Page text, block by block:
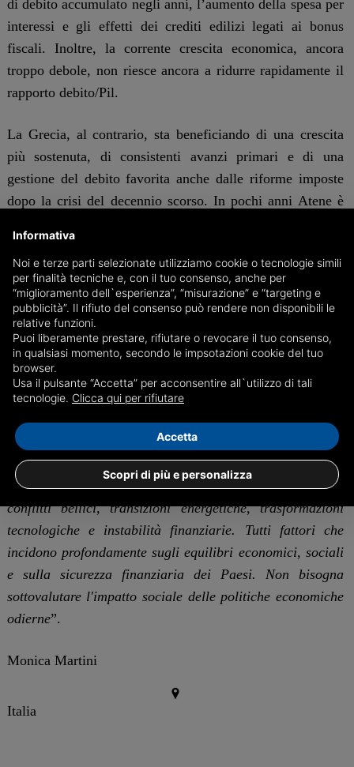
di debito accumulato negli anni, l’aumento della spesa per
interessi e gli effetti dei crediti edilizi legati ai bonus
fiscali. Inoltre, la corrente crescita economica, ancora
troppo debole, non riesce ancora a ridurre rapidamente il
rapporto debito/Pil.
La Grecia, al contrario, sta beneficiando di una crescita
più sostenuta, di consistenti avanzi primari e di una
gestione del debito favorita anche dalle riforme imposte
dopo la crisi del decennio scorso. In pochi anni Atene è
migliorando la propria credibilità sui mercati
internazionali.
Sul tema è intervenuto anche il ministro dell’economia e
delle finanze Giancarlo Giorgetti, che ha invitato ad
affrontare la nuova fase economica con “prudenza e senso
di responsabilità
”, ma anche aprendosi a “soluzioni
innovative e realistiche, senza preconcetti o ideologie fini
a se stessi”. Il ministro ha inoltre sottolineato come non si
possa ignorare l’impatto sociale dei cambiamenti in corso
nell’economia globale: “Viviamo in un'epoca complessa,
segnata da tensioni geopolitiche, guerre commerciali,
conflitti bellici, transizioni energetiche, trasformazioni
tecnologiche e instabilità finanziarie. Tutti fattori che
incidono profondamente sugli equilibri economici, sociali
e sulla sicurezza finanziaria dei Paesi. Non bisogna
sottovalutare l'impatto sociale delle politiche economiche
odierne”.
Monica Martini
Italia
Informativa
Noi e terze parti selezionate utilizziamo cookie o tecnologie simili
per finalità tecniche e, con il tuo consenso, anche per
“miglioramento dell`esperienza”, “misurazione” e “targeting e
pubblicità”. Il rifiuto del consenso può rendere non disponibili le
relative funzioni.
Puoi liberamente prestare, rifiutare o revocare il tuo consenso,
in qualsiasi momento, secondo le impsotazioni cookie del tuo
browser.
Usa il pulsante “Accetta” per acconsentire all`utilizzo di tali
tecnologie. Clicca qui per rifiutare
Scopri di più e personalizza
Accetta